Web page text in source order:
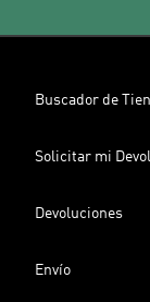
Buscador de
Solicitar mi
Devoluciones
Envío